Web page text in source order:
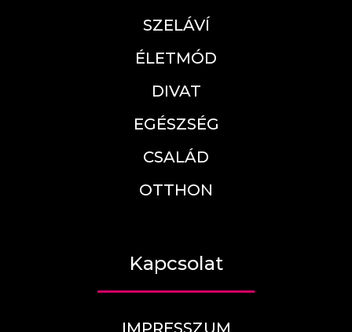
SZELÁVÍ
ÉLETMÓD
DIVAT
EGÉSZSÉG
CSALÁD
OTTHON
Kapcsolat
IMPRESSZUM